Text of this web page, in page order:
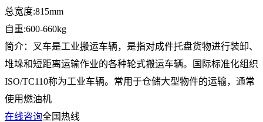
总宽度:815mm
自重:600-660kg
简介：叉车是工业搬运车辆，是指对成件托盘货物进行装卸、
堆垛和短距离运输作业的各种轮式搬运车辆。国际标准化组织
ISO/TC110称为工业车辆。常用于仓储大型物件的运输，通常
使用燃油机
在线咨询全国热线